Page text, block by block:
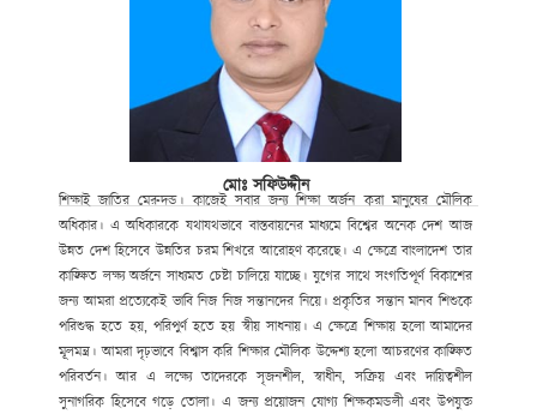
গোকুলখালী মাধ্যমিক বিদ্যালয়
আলমডাঙ্গা, চুয়াডাঙ্গা।
মোঃ সফিউদ্দীন
শিক্ষাই জাতির মেরুদন্ড। কাজেই সবার জন্য শিক্ষা অর্জন করা মানুষের মৌলিক
অধিকার। এ অধিকারকে যথাযথভাবে বাস্তবায়নের মাধ্যমে বিশ্বের অনেক দেশ আজ
উন্নত দেশ হিসেবে উন্নতির চরম শিখরে আরোহণ করেছে। এ ক্ষেত্রে বাংলাদেশ তার
কাঙ্ক্ষিত লক্ষ্য অর্জনে সাধ্যমত চেষ্টা চালিয়ে যাচ্ছে। যুগের সাথে সংগতিপূর্ণ বিকাশের
জন্য আমরা প্রত্যেকেই ভাবি নিজ নিজ সন্তানদের নিয়ে। প্রকৃতির সন্তান মানব শিশুকে
পরিশুদ্ধ হতে হয়, পরিপুর্ণ হতে হয় স্বীয় সাধনায়। এ ক্ষেত্রে শিক্ষায় হলো আমাদের
মূলমন্ত্র। আমরা দৃঢ়ভাবে বিশ্বাস করি শিক্ষার মৌলিক উদ্দেশ্য হলো আচরণের কাঙ্ক্ষিত
পরিবর্তন। আর এ লক্ষ্যে তাদেরকে সৃজনশীল,স্বাধীন,সক্রিয় এবং দায়িত্বশীল
সুনাগরিক হিসেবে গড়ে তোলা। এ জন্য প্রয়োজন যোগ্য শিক্ষকমন্ডলী এবং উপযুক্ত